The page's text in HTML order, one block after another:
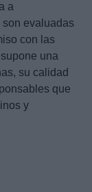
a
evaluadas
con las
una
su calidad
que
y